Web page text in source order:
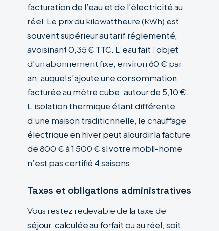
facturation de l’eau et de l’électricité au
réel. Le prix du kilowattheure (kWh) est
souvent supérieur au tarif réglementé,
avoisinant 0,35 € TTC. L’eau fait l’objet
d’un abonnement fixe, environ 60 € par
an, auquel s’ajoute une consommation
facturée au mètre cube, autour de 5,10 €.
L’isolation thermique étant différente
d’une maison traditionnelle, le chauffage
électrique en hiver peut alourdir la facture
de 800 € à 1 500 € si votre mobil-home
n’est pas certifié 4 saisons.
Taxes et obligations administratives
Vous restez redevable de la taxe de
séjour, calculée au forfait ou au réel, soit